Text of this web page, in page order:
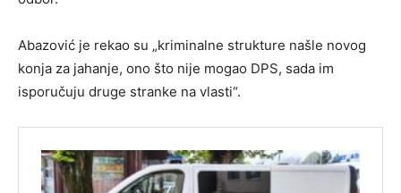
Abazović je rekao su „kriminalne strukture našle novog
konja za jahanje, ono što nije mogao DPS, sada im
isporučuju druge stranke na vlasti“.